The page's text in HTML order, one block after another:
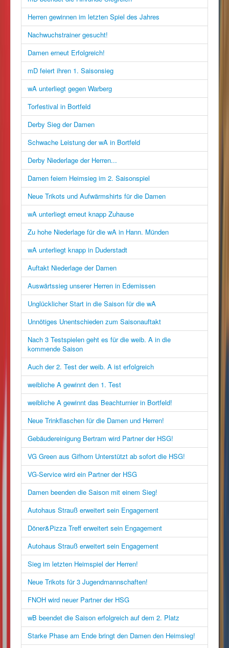
Herren gewinnen im letzten Spiel des Jahres
Nachwuchstrainer gesucht!
Damen erneut Erfolgreich!
mD feiert ihren 1. Saisonsieg
wA unterliegt gegen Warberg
Torfestival in Bortfeld
Derby Sieg der Damen
Schwache Leistung der wA in Bortfeld
Derby Niederlage der Herren...
Damen feiern Heimsieg im 2. Saisonspiel
Neue Trikots und Aufwärmshirts für die Damen
wA unterliegt erneut knapp Zuhause
Zu hohe Niederlage für die wA in Hann. Münden
wA unterliegt knapp in Duderstadt
Auftakt Niederlage der Damen
Auswärtssieg unserer Herren in Edemissen
Unglücklicher Start in die Saison für die wA
Unnötiges Unentschieden zum Saisonauftakt
Nach 3 Testspielen geht es für die weib. A in die
kommende Saison
Auch der 2. Test der weib. A ist erfolgreich
weibliche A gewinnt den 1. Test
weibliche A gewinnt das Beachturnier in Bortfeld!
Neue Trinkflaschen für die Damen und Herren!
Gebäudereinigung Bertram wird Partner der HSG!
VG Green aus Gifhorn Unterstützt ab sofort die HSG!
VG-Service wird ein Partner der HSG
Damen beenden die Saison mit einem Sieg!
Autohaus Strauß erweitert sein Engagement
Döner&Pizza Treff erweitert sein Engagement
Autohaus Strauß erweitert sein Engagement
Sieg im letzten Heimspiel der Herren!
Neue Trikots für 3 Jugendmannschaften!
FNOH wird neuer Partner der HSG
wB beendet die Saison erfolgreich auf dem 2. Platz
Starke Phase am Ende bringt den Damen den Heimsieg!